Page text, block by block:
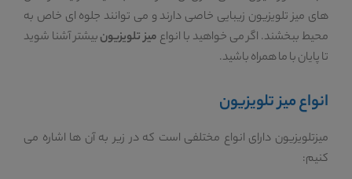
های میز تلویزیون زیبایی خاصی دارند و می توانند جلوه ای خاص به
محیط ببخشند. اگر می خواهید با انواع میز تلویزیونبیشتر آشنا شوید
تا پایان با ما همراه باشید.
انواع میز تلویزیون
میزتلویزیون دارای انواع مختلفی است که در زیر به آن ها اشاره می
کنیم: